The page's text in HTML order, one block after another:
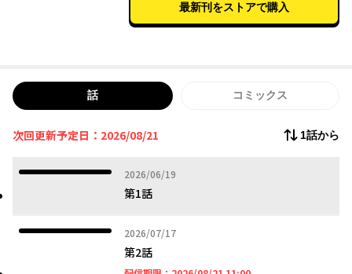
最新刊をストアで購入
話 コミックス
次回更新予定日：2026/08/21 1話から
2026/06/19
2026年06月19日
第1話
2026/07/17
2026年07月17日
第2話